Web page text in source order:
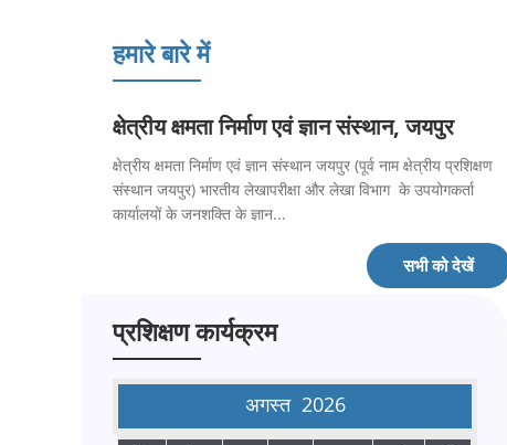
हमारे बारे में
क्षेत्रीय क्षमता निर्माण एवं ज्ञान संस्थान, जयपुर
क्षेत्रीय क्षमता निर्माण एवं ज्ञान संस्थान जयपुर (पूर्व नाम क्षेत्रीय प्रशिक्षण
संस्थान जयपुर) भारतीय लेखापरीक्षा और लेखा विभाग के उपयोगकर्ता
कार्यालयों के जनशक्ति के ज्ञान...
सभी को देखें
प्रशिक्षण कार्यक्रम
अगस्त 2026